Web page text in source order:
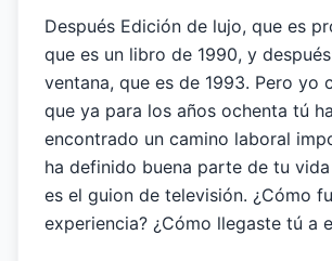
Después Edición de lujo, que es
que es un libro de 1990, y
ventana, que es de 1993. Pero yo
que ya para los años ochenta tú
encontrado un camino laboral
ha definido buena parte de tu
es el guion de televisión. ¿Cómo
experiencia? ¿Cómo llegaste tú a